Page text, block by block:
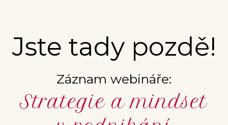
Jste tady pozdě!
Záznam webináře:
Strategie a mindset